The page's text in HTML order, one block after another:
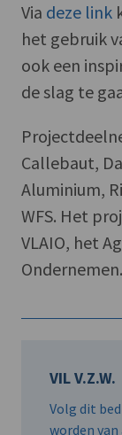
Via deze link
het gebruik
ook een
de slag te
Callebaut,
Aluminium,
WFS. Het
VLAIO, het
Ondernemen.
VIL V.Z.W.
Volg dit
worden van